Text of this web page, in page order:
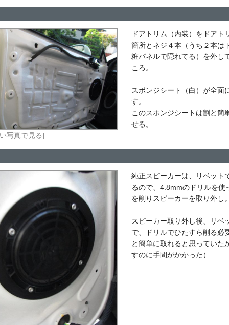
写真で見る]
ドアトリム（内装）をドアト
箇所とネジ４本（うち２本は
粧パネルで隠れてる）を外し
ころ。
スポンジシート（白）が全面
す。
このスポンジシートは割と簡
せる。
純正スピーカーは、リベット
るので、4.8mmのドリルを使
を削りスピーカーを取り外し。
スピーカー取り外し後、リベ
で、ドリルでひたすら削る必
と簡単に取れると思っていた
すのに手間がかかった）